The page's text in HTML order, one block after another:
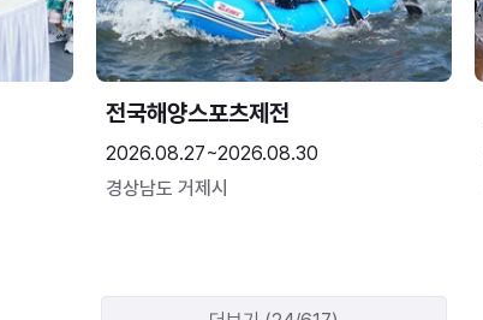
전국해양스포츠제전
2026.08.27~2026.08.30
경상남도 거제시